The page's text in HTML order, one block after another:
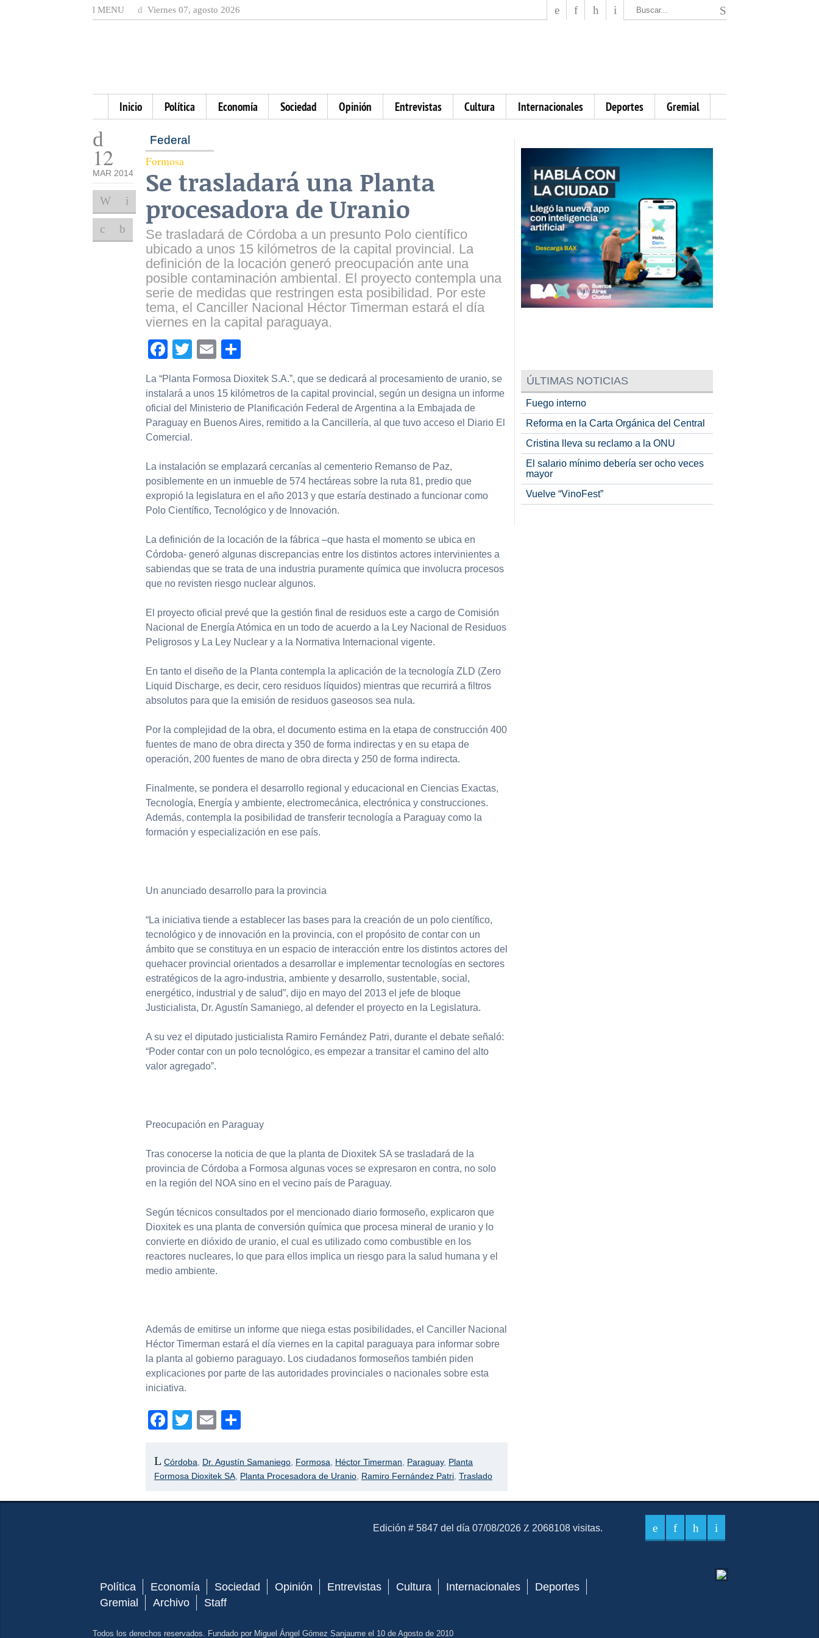
MENU Viernes 07, agosto 2026
Inicio Política Economía Sociedad Opinión Entrevistas Cultura Internacionales Deportes Gremial
12
MAR 2014
Federal
Formosa
Se trasladará una Planta
procesadora de Uranio
Se trasladará de Córdoba a un presunto Polo científico
ubicado a unos 15 kilómetros de la capital provincial. La
definición de la locación generó preocupación ante una
posible contaminación ambiental. El proyecto contempla una
serie de medidas que restringen esta posibilidad. Por este
tema, el Canciller Nacional Héctor Timerman estará el día
viernes en la capital paraguaya.
Facebook
TwitterEmail
La “Planta Formosa Dioxitek S.A.”, que se dedicará al procesamiento de uranio, se
instalará a unos 15 kilómetros de la capital provincial, según un designa un informe
oficial del Ministerio de Planificación Federal de Argentina a la Embajada de
Paraguay en Buenos Aires, remitido a la Cancillería, al que tuvo acceso el Diario El
Comercial.
La instalación se emplazará cercanías al cementerio Remanso de Paz,
posiblemente en un inmueble de 574 hectáreas sobre la ruta 81, predio que
expropió la legislatura en el año 2013 y que estaría destinado a funcionar como
Polo Científico, Tecnológico y de Innovación.
La definición de la locación de la fábrica –que hasta el momento se ubica en
Córdoba- generó algunas discrepancias entre los distintos actores intervinientes a
sabiendas que se trata de una industria puramente química que involucra procesos
que no revisten riesgo nuclear algunos.
El proyecto oficial prevé que la gestión final de residuos este a cargo de Comisión
Nacional de Energía Atómica en un todo de acuerdo a la Ley Nacional de Residuos
Peligrosos y La Ley Nuclear y a la Normativa Internacional vigente.
En tanto el diseño de la Planta contempla la aplicación de la tecnología ZLD (Zero
Liquid Discharge, es decir, cero residuos líquidos) mientras que recurrirá a filtros
absolutos para que la emisión de residuos gaseosos sea nula.
Por la complejidad de la obra, el documento estima en la etapa de construcción 400
fuentes de mano de obra directa y 350 de forma indirectas y en su etapa de
operación, 200 fuentes de mano de obra directa y 250 de forma indirecta.
Finalmente, se pondera el desarrollo regional y educacional en Ciencias Exactas,
Tecnología, Energía y ambiente, electromecánica, electrónica y construcciones.
Además, contempla la posibilidad de transferir tecnología a Paraguay como la
formación y especialización en ese país.
Un anunciado desarrollo para la provincia
“La iniciativa tiende a establecer las bases para la creación de un polo científico,
tecnológico y de innovación en la provincia, con el propósito de contar con un
ámbito que se constituya en un espacio de interacción entre los distintos actores del
quehacer provincial orientados a desarrollar e implementar tecnologías en sectores
estratégicos de la agro-industria, ambiente y desarrollo, sustentable, social,
energético, industrial y de salud”, dijo en mayo del 2013 el jefe de bloque
Justicialista, Dr. Agustín Samaniego, al defender el proyecto en la Legislatura.
A su vez el diputado justicialista Ramiro Fernández Patri, durante el debate señaló:
“Poder contar con un polo tecnológico, es empezar a transitar el camino del alto
valor agregado”.
Preocupación en Paraguay
Tras conocerse la noticia de que la planta de Dioxitek SA se trasladará de la
provincia de Córdoba a Formosa algunas voces se expresaron en contra, no solo
en la región del NOA sino en el vecino país de Paraguay.
Según técnicos consultados por el mencionado diario formoseño, explicaron que
Dioxitek es una planta de conversión química que procesa mineral de uranio y lo
convierte en dióxido de uranio, el cual es utilizado como combustible en los
reactores nucleares, lo que para ellos implica un riesgo para la salud humana y el
medio ambiente.
Además de emitirse un informe que niega estas posibilidades, el Canciller Nacional
Héctor Timerman estará el día viernes en la capital paraguaya para informar sobre
la planta al gobierno paraguayo. Los ciudadanos formoseños también piden
explicaciones por parte de las autoridades provinciales o nacionales sobre esta
iniciativa.
Facebook
TwitterEmail
Córdoba Dr. Agustín Samaniego Formosa Héctor Timerman Paraguay, Planta
Formosa Dioxitek SA Planta Procesadora de Uranio Ramiro Fernández Patri ,Traslado
ÚLTIMAS NOTICIAS
Fuego interno
Reforma en la Carta Orgánica del Central
Cristina lleva su reclamo a la ONU
El salario mínimo debería ser ocho veces
mayor
Vuelve “VinoFest”
El Mensajero Diario
Edición # 5847 del día 07/08/2026 2068108 visitas.
Política Economía Sociedad Opinión Entrevistas Cultura Internacionales
Deportes
Gremial
Archivo Staff
Todos los derechos reservados. Fundado por Miguel Ángel Gómez Sanjaume el 10 de Agosto de 2010